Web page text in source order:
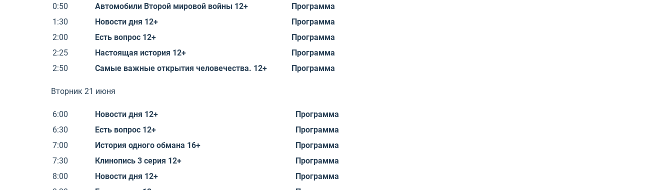
0:50
Автомобили Второй мировой войны 12+
Программа
1:30
Новости дня 12+
Программа
2:00
Есть вопрос 12+
Программа
2:25
Настоящая история 12+
Программа
2:50
Самые важные открытия человечества. 12+ Программа
Вторник 21 июня
6:00 Новости дня 12+
Программа
6:30
Есть вопрос 12+
Программа
7:00
История одного обмана 16+
Программа
7:30
Клинопись 3 серия 12+
Программа
8:00
Новости дня 12+
Программа